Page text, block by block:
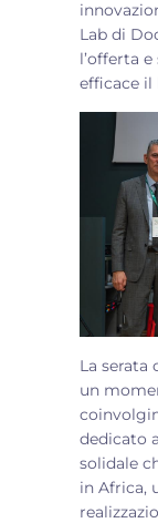
Lab di
l’offerta
efficace il
La serata
un
dedicato
solidale
in Africa,